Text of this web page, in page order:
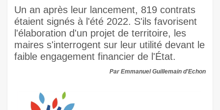
Un an après leur lancement, 819 contrats
étaient signés à l'été 2022. S'ils favorisent
l'élaboration d'un projet de territoire, les
maires s'interrogent sur leur utilité devant le
faible engagement financier de l'État.
Par Emmanuel Guillemain d'Echon